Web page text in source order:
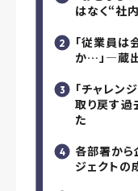
はなく“社
「従業員は
か…」―蔵
「チャレン
取り戻す――
た
各部署から
ジェクトの